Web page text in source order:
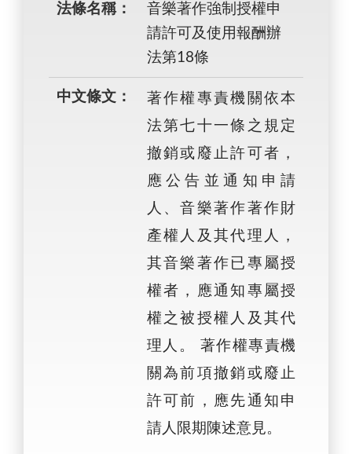
法條名稱：
音樂著作強制授權申
請許可及使用報酬辦
法第18條
中文條文：
著作權專責機關依本
法第七十一條之規定
撤銷或廢止許可者，
應公告並通知申請
人、音樂著作著作財
產權人及其代理人，
其音樂著作已專屬授
權者，應通知專屬授
權之被授權人及其代
理人。 著作權專責機
關為前項撤銷或廢止
許可前，應先通知申
請人限期陳述意見。